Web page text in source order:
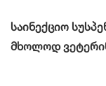
საინექციო
მხოლოდ